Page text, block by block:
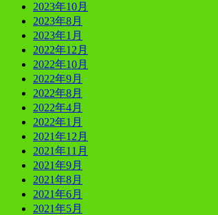
2023年10月
2023年8月
2023年1月
2022年12月
2022年10月
2022年9月
2022年8月
2022年4月
2022年1月
2021年12月
2021年11月
2021年9月
2021年8月
2021年6月
2021年5月